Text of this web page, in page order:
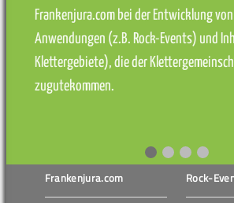
Frankenjura.com bei der Entwicklung
Anwendungen (z.B. Rock-Events) und
Klettergebiete), die der
zugutekommen.
Frankenjura.com Rock-